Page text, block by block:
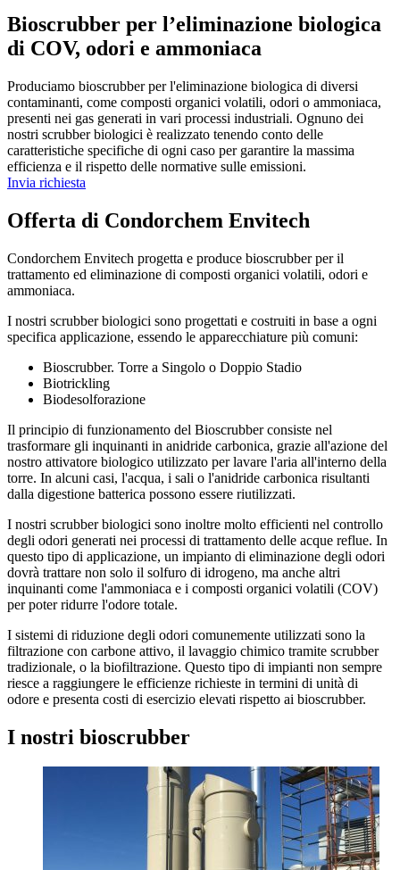
Bioscrubber per l’eliminazione biologica
di COV, odori e ammoniaca
Produciamo bioscrubber per l'eliminazione biologica di diversi
contaminanti, come composti organici volatili, odori o ammoniaca,
presenti nei gas generati in vari processi industriali. Ognuno dei
nostri scrubber biologici è realizzato tenendo conto delle
caratteristiche specifiche di ogni caso per garantire la massima
efficienza e il rispetto delle normative sulle emissioni.
Invia richiesta
Offerta di Condorchem Envitech
Condorchem Envitech progetta e produce bioscrubber per il
trattamento ed eliminazione di composti organici volatili, odori e
ammoniaca.
I nostri scrubber biologici sono progettati e costruiti in base a ogni
specifica applicazione, essendo le apparecchiature più comuni:
Bioscrubber. Torre a Singolo o Doppio Stadio
Biotrickling
Biodesolforazione
Il principio di funzionamento del Bioscrubber consiste nel
trasformare gli inquinanti in anidride carbonica, grazie all'azione del
nostro attivatore biologico utilizzato per lavare l'aria all'interno della
torre. In alcuni casi, l'acqua, i sali o l'anidride carbonica risultanti
dalla digestione batterica possono essere riutilizzati.
I nostri scrubber biologici sono inoltre molto efficienti nel controllo
degli odori generati nei processi di trattamento delle acque reflue. In
questo tipo di applicazione, un impianto di eliminazione degli odori
dovrà trattare non solo il solfuro di idrogeno, ma anche altri
inquinanti come l'ammoniaca e i composti organici volatili (COV)
per poter ridurre l'odore totale.
I sistemi di riduzione degli odori comunemente utilizzati sono la
filtrazione con carbone attivo, il lavaggio chimico tramite scrubber
tradizionale, o la biofiltrazione. Questo tipo di impianti non sempre
riesce a raggiungere le efficienze richieste in termini di unità di
odore e presenta costi di esercizio elevati rispetto ai bioscrubber.
I nostri bioscrubber